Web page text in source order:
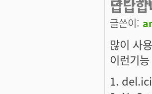
답답
글쓴이:
많이 사
이런기
1.